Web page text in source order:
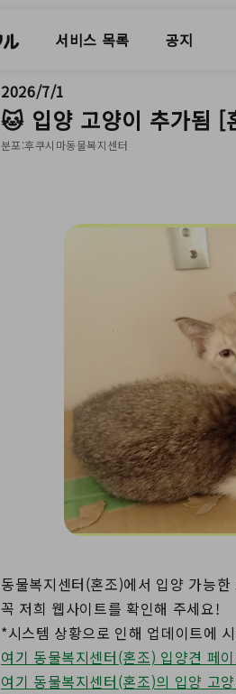
서비스 목록 공지
2026/7/1
🐱 입양 고양이 추가됨
분포:후쿠시마동물복지센터
동물복지센터(혼조)에서 입양 가능
꼭 저희 웹사이트를 확인해 주세요!
*시스템 상황으로 인해 업데이트에
여기 동물복지센터(혼조) 입양견 페
여기 동물복지센터(혼조)의 입양 고